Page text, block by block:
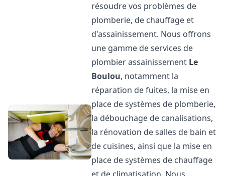
résoudre vos problèmes de
plomberie, de chauffage et
d'assainissement. Nous offrons
une gamme de services de
plombier assainissement Le
Boulou, notamment la
réparation de fuites, la mise en
place de systèmes de plomberie,
la débouchage de canalisations,
la rénovation de salles de bain et
de cuisines, ainsi que la mise en
place de systèmes de chauffage